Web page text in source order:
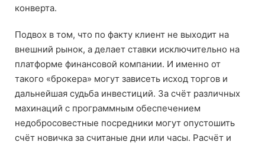
конверта.
Подвох в том, что по факту клиент не выходит на
внешний рынок, а делает ставки исключительно на
платформе финансовой компании. И именно от
такого «брокера» могут зависеть исход торгов и
дальнейшая судьба инвестиций. За счёт различных
махинаций с программным обеспечением
недобросовестные посредники могут опустошить
счёт новичка за считаные дни или часы. Расчёт и